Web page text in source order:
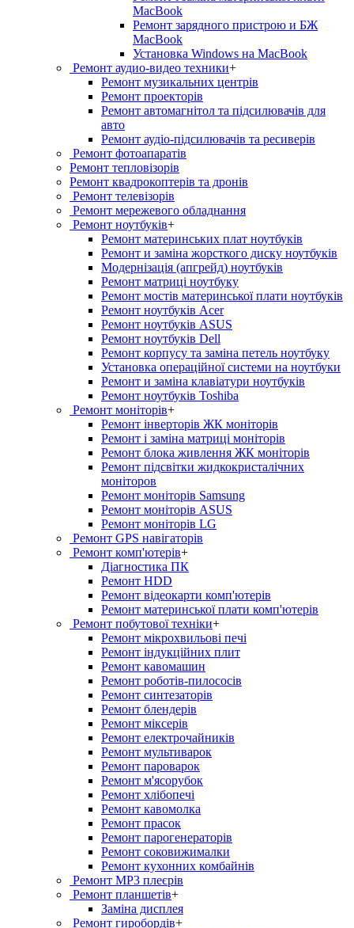
MacBook
Ремонт зарядного пристрою и БЖ
MacBook
Установка Windows на MacBook
Ремонт аудио-видео техники+
Ремонт музикальних центрів
Ремонт проекторів
Ремонт автомагнітол та підсилювачів для
авто
Ремонт аудіо-підсилювачів та ресиверів
Ремонт фотоапаратів
Ремонт тепловізорів
Ремонт квадрокоптерів та дронів
Ремонт телевізорів
Ремонт мережевого обладнання
Ремонт ноутбуків+
Ремонт материнських плат ноутбуків
Ремонт и заміна жорсткого диску ноутбуків
Модернізація (апгрейд) ноутбуків
Ремонт матриці ноутбуку
Ремонт мостів материнської плати ноутбуків
Ремонт ноутбуків Acer
Ремонт ноутбуків ASUS
Ремонт ноутбуків Dell
Ремонт корпусу та заміна петель ноутбуку
Установка операційної системи на ноутбуки
Ремонт и заміна клавіатури ноутбуків
Ремонт ноутбуків Toshiba
Ремонт моніторів+
Ремонт інверторів ЖК моніторів
Ремонт і заміна матриці моніторів
Ремонт блока живлення ЖК моніторів
Ремонт підсвітки жидкокристалічних
моніторов
Ремонт моніторів Samsung
Ремонт моніторів ASUS
Ремонт моніторів LG
Ремонт GPS навігаторів
Ремонт комп'ютерів+
Діагностика ПК
Ремонт HDD
Ремонт відеокарти комп'ютерів
Ремонт материнської плати комп'ютерів
Ремонт побутової техніки+
Ремонт мікрохвильові печі
Ремонт індукційних плит
Ремонт кавомашин
Ремонт роботів-пилососів
Ремонт синтезаторів
Ремонт блендерiв
Ремонт мiксерiв
Ремонт електрочайників
Ремонт мультиварок
Ремонт пароварок
Ремонт м'ясорубок
Ремонт хлiбопечi
Ремонт кавомолка
Ремонт прасок
Ремонт парогенераторiв
Ремонт соковижималки
Ремонт кухонних комбайнів
Ремонт MP3 плеєрів
Ремонт планшетів+
Заміна дисплея
Ремонт гиробордiв+